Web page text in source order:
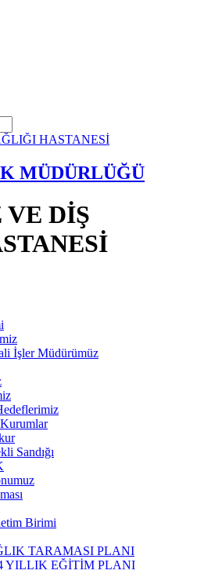
MÜDÜRLÜĞÜ
DİŞ
İşler Müdürümüz
Sandığı
Birimi
TARAMASI PLANI
YILLIK EĞİTİM PLANI